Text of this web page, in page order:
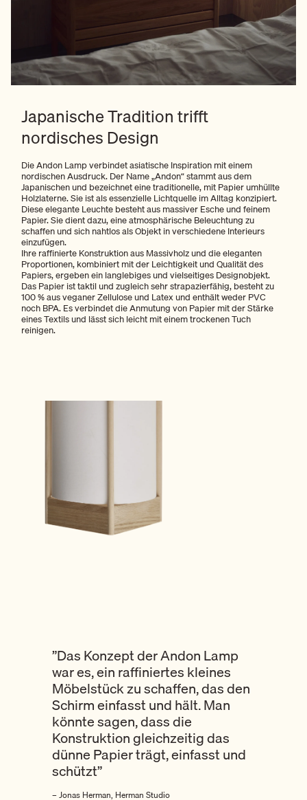
Japanische Tradition trifft
nordisches Design
Die Andon Lamp verbindet asiatische Inspiration mit einem
nordischen Ausdruck. Der Name „Andon“ stammt aus dem
Japanischen und bezeichnet eine traditionelle, mit Papier umhüllte
Holzlaterne. Sie ist als essenzielle Lichtquelle im Alltag konzipiert.
Diese elegante Leuchte besteht aus massiver Esche und feinem
Papier. Sie dient dazu, eine atmosphärische Beleuchtung zu
schaffen und sich nahtlos als Objekt in verschiedene Interieurs
einzufügen.
Ihre raffinierte Konstruktion aus Massivholz und die eleganten
Proportionen, kombiniert mit der Leichtigkeit und Qualität des
Papiers, ergeben ein langlebiges und vielseitiges Designobjekt.
Das Papier ist taktil und zugleich sehr strapazierfähig, besteht zu
100 % aus veganer Zellulose und Latex und enthält weder PVC
noch BPA. Es verbindet die Anmutung von Papier mit der Stärke
eines Textils und lässt sich leicht mit einem trockenen Tuch
reinigen.
”Das Konzept der Andon Lamp
war es, ein raffiniertes kleines
Möbelstück zu schaffen, das den
Schirm einfasst und hält. Man
könnte sagen, dass die
Konstruktion gleichzeitig das
dünne Papier trägt, einfasst und
schützt”
– Jonas Herman, Herman Studio